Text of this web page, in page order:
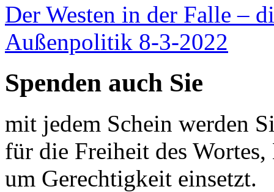
Der Westen in der Falle –
Außenpolitik 8-3-2022
Spenden auch Sie
mit jedem Schein werden
für die Freiheit des
um Gerechtigkeit einsetzt.